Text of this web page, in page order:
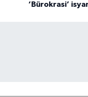
‘Bürokrasi’